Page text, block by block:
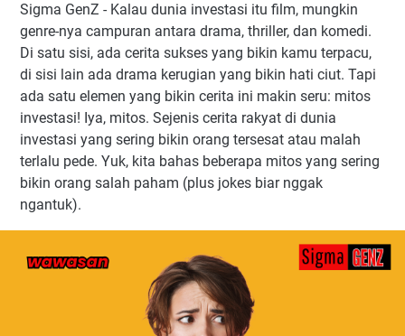
Sigma GenZ - Kalau dunia investasi itu film, mungkin
genre-nya campuran antara drama, thriller, dan komedi.
Di satu sisi, ada cerita sukses yang bikin kamu terpacu,
di sisi lain ada drama kerugian yang bikin hati ciut. Tapi
ada satu elemen yang bikin cerita ini makin seru: mitos
investasi! Iya, mitos. Sejenis cerita rakyat di dunia
investasi yang sering bikin orang tersesat atau malah
terlalu pede. Yuk, kita bahas beberapa mitos yang sering
bikin orang salah paham (plus jokes biar nggak
ngantuk).